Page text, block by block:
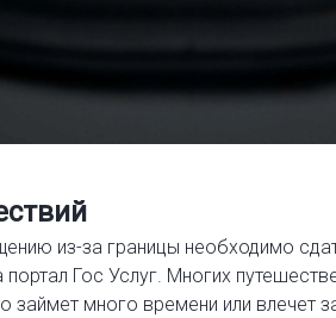
из-за границы необходимо
портал Гос Услуг. Многих
займет много времени или влечет